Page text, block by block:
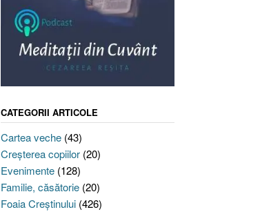
CATEGORII ARTICOLE
Cartea veche(43)
Creşterea copiilor(20)
Evenimente(128)
Familie, căsătorie(20)
Foaia Creştinului(426)